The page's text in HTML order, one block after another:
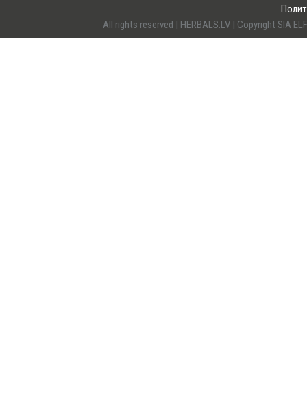
All rights reserved | HERBALS.LV | Copyright SIA